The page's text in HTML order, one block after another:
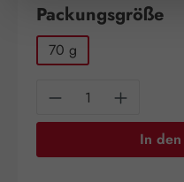
Packungsgröße
70 g
Produkt
In